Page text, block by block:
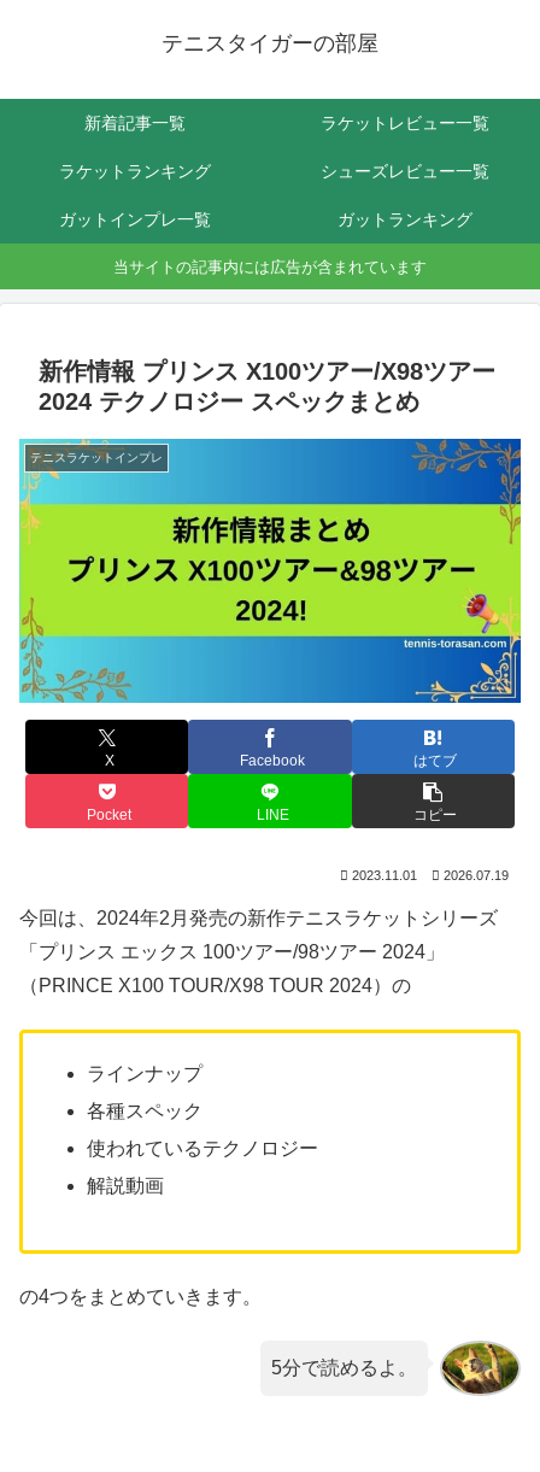
テニスタイガーの部屋
新着記事一覧 ラケットレビュー一覧
ラケットランキング シューズレビュー一覧
ガットインプレ一覧 ガットランキング
当サイトの記事内には広告が含まれています
新作情報 プリンス X100ツアー/X98ツアー
2024 テクノロジー スペックまとめ
テニスラケットインプレ
X Facebook はてブ
Pocket LINE コピー
2023.11.01 2026.07.19
今回は、2024年2月発売の新作テニスラケットシリーズ
「プリンス エックス 100ツアー/98ツアー 2024」
（PRINCE X100 TOUR/X98 TOUR 2024）の
ラインナップ
各種スペック
使われているテクノロジー
解説動画
の4つをまとめていきます。
5分で読めるよ。